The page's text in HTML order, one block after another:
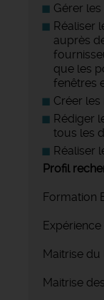
Gérer les
Réaliser
auprès
que les
fenêtres
Créer
Rédiger
tous les
Réaliser
Profil
Formation
Maitrise du
Maitrise